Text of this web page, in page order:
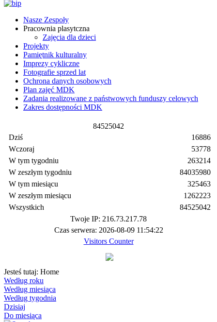
Nasze Zespoły
Pracownia plasytczna
Zajęcia dla dzieci
Projekty
Pamiętnik kulturalny
Imprezy cykliczne
Fotografie sprzed lat
Ochrona danych osobowych
Plan zajęć MDK
Zadania realizowane z państwowych funduszy celowych
Zakres dostępności MDK
84525042
Dziś
Wczoraj
W tym tygodniu
W zeszłym tygodniu
W tym miesiącu
W zeszłym miesiącu
Wszystkich
16886
53778
263214
84035980
325463
1262223
84525042
Twoje IP: 216.73.217.78
Czas serwera: 2026-08-09 11:54:22
Visitors Counter
Jesteś tutaj: Home
Według roku
Według miesiąca
Według tygodnia
Dzisiaj
Do miesiąca